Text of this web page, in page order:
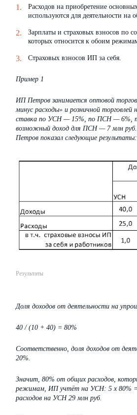
Расходов на приобретение
используются для деятельности на
Зарплаты и страховых взносов по
которых относится к обоим
Страховых взносов ИП за себя.
Пример 1
ИП Петров занимается оптовой
минус расходы» и розничной торговлей
ставка по УСН — 15%, по ПСН — 6%,
возможный доход для ПСН — 7 млн
Петров показал следующие результаты:
Результаты
Доля доходов от деятельности на
40 / (10 + 40) = 80%
Соответственно, доля доходов от
20%.
Значит, 80% от общих расходов,
режимам, ИП учтёт на УСН: 5 х 80%
расходов на УСН 29 млн руб.